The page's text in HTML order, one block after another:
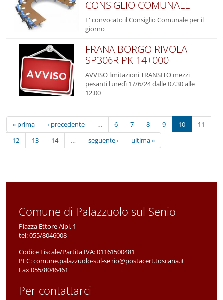
CONSIGLIO COMUNALE
E' convocato il Consiglio Comunale per il
giorno
FRANA BORGO RIVOLA
SP306R PK 14+000
AVVISO limitazioni TRANSITO mezzi
pesanti lunedì 17/6/24 dalle 07.30 alle
12.00
« prima ‹ precedente … 6 7 8 9 10
11
12
13 14 … seguente › ultima »
Comune di Palazzuolo sul Senio
Piazza Ettore Alpi, 1
tel:055/8046008
Codice Fiscale/Partita IVA:01161500481
PEC:comune.palazzuolo-sul-senio@postacert.toscana.it
Fax 055/8046461
Per contattarci